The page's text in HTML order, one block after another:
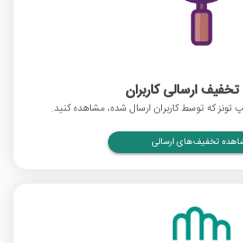
ارسالی کاربران
که توسط کاربران ارسال شده، مشاهده کنید.
تخفیف‌های ارسالی